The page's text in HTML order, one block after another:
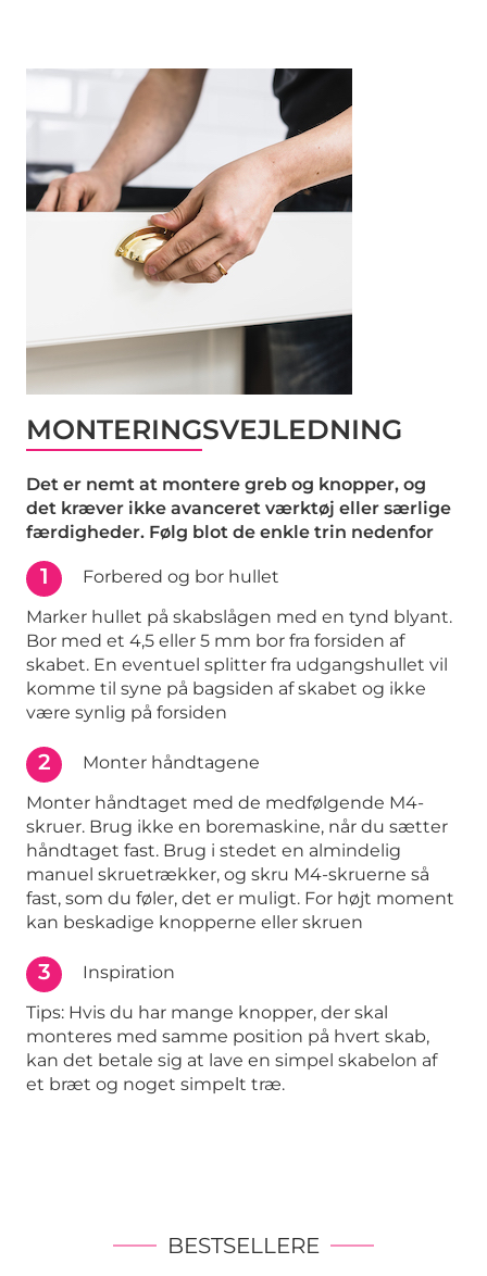
MONTERINGSVEJLEDNING
Det er nemt at montere greb og knopper, og
det kræver ikke avanceret værktøj eller særlige
færdigheder. Følg blot de enkle trin nedenfor
1
Forbered og bor hullet
Marker hullet på skabslågen med en tynd blyant.
Bor med et 4,5 eller 5 mm bor fra forsiden af
skabet. En eventuel splitter fra udgangshullet vil
komme til syne på bagsiden af skabet og ikke
være synlig på forsiden
2
Monter håndtagene
Monter håndtaget med de medfølgende M4-
skruer. Brug ikke en boremaskine, når du sætter
håndtaget fast. Brug i stedet en almindelig
manuel skruetrækker, og skru M4-skruerne så
fast, som du føler, det er muligt. For højt moment
kan beskadige knopperne eller skruen
3
Inspiration
Tips: Hvis du har mange knopper, der skal
monteres med samme position på hvert skab,
kan det betale sig at lave en simpel skabelon af
et bræt og noget simpelt træ.
BESTSELLERE